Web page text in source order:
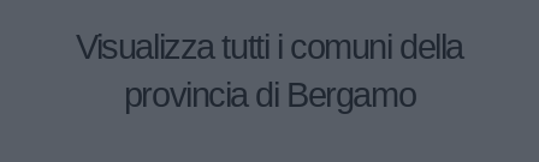
Visualizza tutti i comuni della
provincia di Bergamo